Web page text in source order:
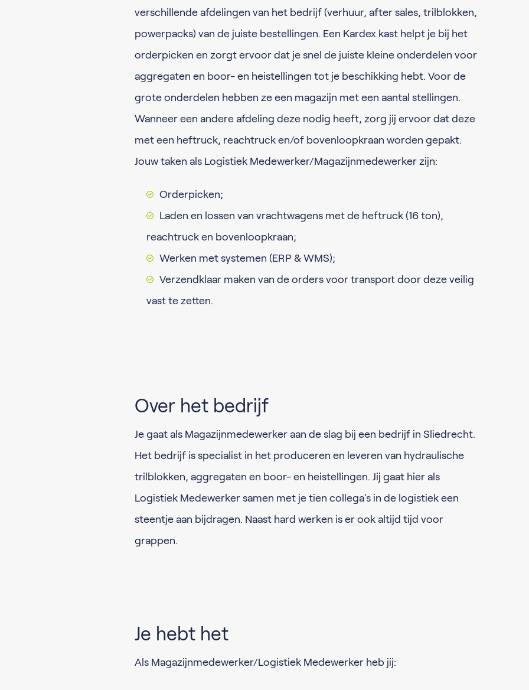
verschillende afdelingen van het bedrijf (verhuur, after sales, trilblokken,
powerpacks) van de juiste bestellingen. Een Kardex kast helpt je bij het
orderpicken en zorgt ervoor dat je snel de juiste kleine onderdelen voor
aggregaten en boor- en heistellingen tot je beschikking hebt. Voor de
grote onderdelen hebben ze een magazijn met een aantal stellingen.
Wanneer een andere afdeling deze nodig heeft, zorg jij ervoor dat deze
met een heftruck, reachtruck en/of bovenloopkraan worden gepakt.
Jouw taken als Logistiek Medewerker/Magazijnmedewerker zijn:
Orderpicken;
Laden en lossen van vrachtwagens met de heftruck (16 ton),
reachtruck en bovenloopkraan;
Werken met systemen (ERP & WMS);
Verzendklaar maken van de orders voor transport door deze veilig
vast te zetten.
Over het bedrijf
Je gaat als Magazijnmedewerker aan de slag bij een bedrijf in Sliedrecht.
Het bedrijf is specialist in het produceren en leveren van hydraulische
trilblokken, aggregaten en boor- en heistellingen. Jij gaat hier als
Logistiek Medewerker samen met je tien collega's in de logistiek een
steentje aan bijdragen. Naast hard werken is er ook altijd tijd voor
grappen.
Je hebt het
Als Magazijnmedewerker/Logistiek Medewerker heb jij: